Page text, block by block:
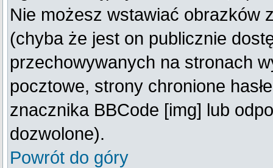
Nie możesz wstawiać obrazków
(chyba że jest on publicznie
przechowywanych na stronach
pocztowe, strony chronione
znacznika BBCode [img] lub
dozwolone).
Powrót do góry